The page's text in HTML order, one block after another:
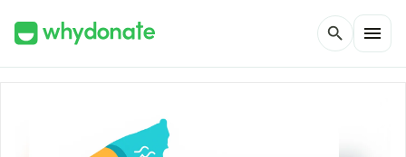
search menu